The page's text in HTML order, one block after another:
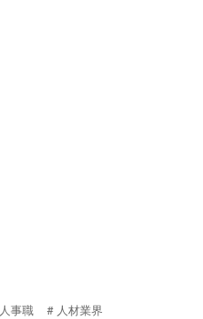
人事職
人材業界